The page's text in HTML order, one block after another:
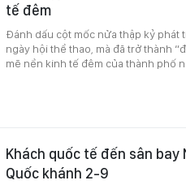
tế đêm
Đánh dấu cột mốc nửa thập kỷ phát
ngày hội thể thao, mà đã trở thành
mẽ nền kinh tế đêm của thành phố
Khách quốc tế đến sân bay
Quốc khánh 2-9